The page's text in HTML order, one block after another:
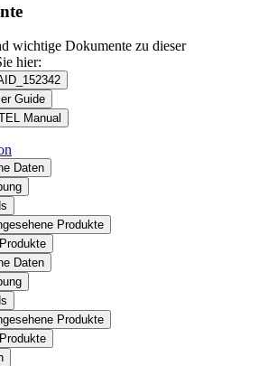
wichtige Dokumente zu dieser
hier:
Guide
Manual
Daten
Produkte
Daten
Produkte